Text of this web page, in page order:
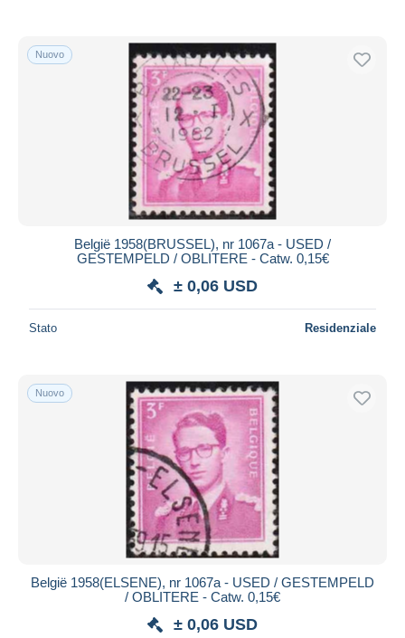
Nuovo
België 1958(BRUSSEL), nr 1067a - USED /
GESTEMPELD / OBLITERE - Catw. 0,15€
± 0,06 USD
Stato Residenziale
Nuovo
België 1958(ELSENE), nr 1067a - USED / GESTEMPELD
/ OBLITERE - Catw. 0,15€
± 0,06 USD